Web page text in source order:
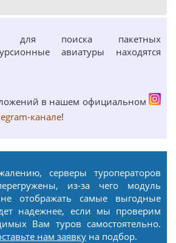
для поиска пакетных
авиатуры находятся
в нашем официальном
канале!
серверы туроператоров
из-за чего модуль
отображать самые выгодные
надежнее, если мы проверим
Вам туров самостоятельно.
нам заявку на подбор.